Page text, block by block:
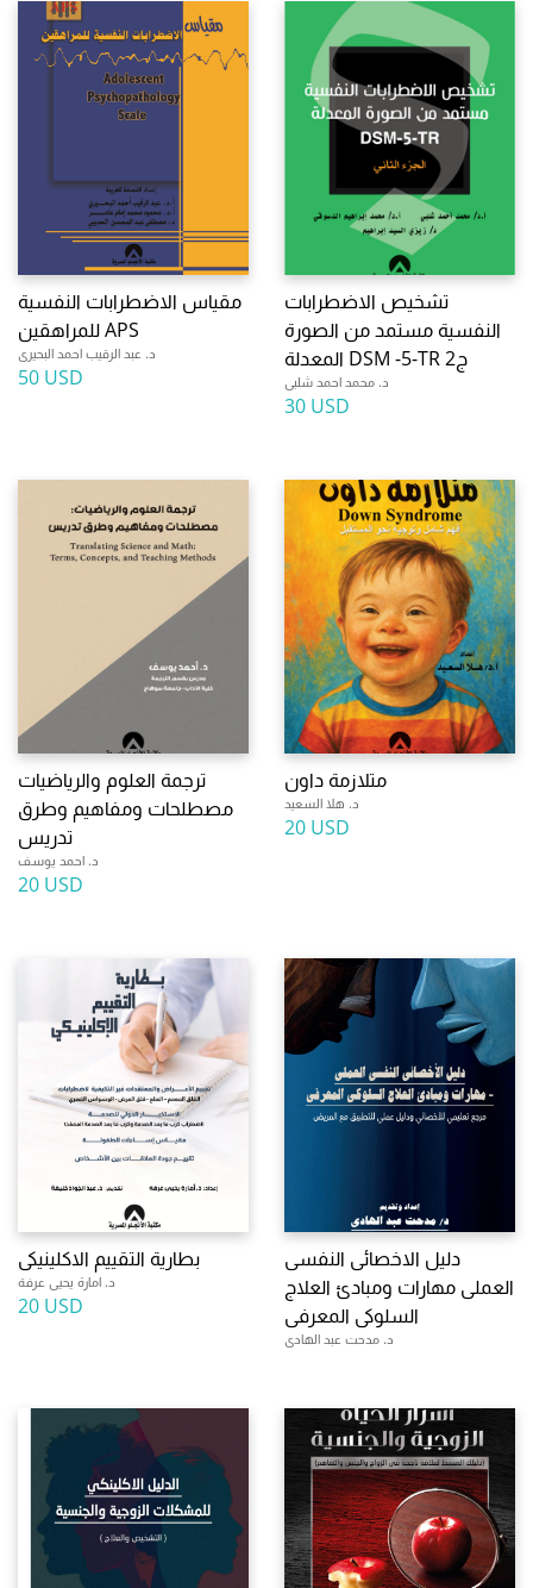
مقياس الاضطرابات النفسية
للمراهقين APS
د. عبد الرقيب احمد البحيرى
50 USD
تشخيص الاضطرابات
النفسية مستمد من الصورة
المعدلة DSM -5-TR ج2
د. محمد احمد شلبى
30 USD
ترجمة العلوم والرياضيات
مصطلحات ومفاهيم وطرق
تدريس
د. احمد يوسف
20 USD
متلازمة داون
د. هلا السعيد
20 USD
بطارية التقييم الاكلينيكى
د. امارة يحيى عرفة
20 USD
دليل الاخصائى النفسى
العملى مهارات ومبادئ العلاج
السلوكى المعرفى
د. مدحت عبد الهادى